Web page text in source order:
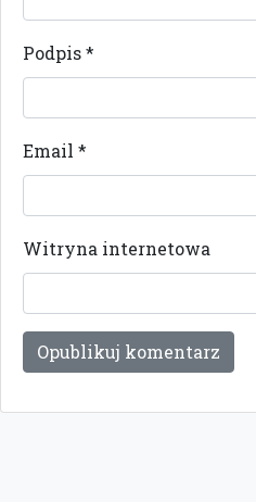
Podpis*
Email *
Witryna internetowa